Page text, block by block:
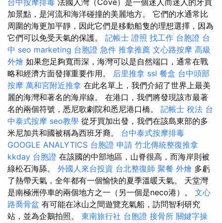
台中按摩排毒 法國人灣（Cove）是一個迷人而迷人的牙買
加景點，是河流和海洋碰撞的美麗地方。 它們的水通常比
周圍的海更加平靜，因此它們是移動船隻的理想選擇，因為
它們可以免受天氣的保護。 記帳士 證照 找工作 台胞證 台
中 seo marketing 台胞證 急件 推拿推薦 文心路按摩 高級
外燴 如果您足夠寬而深，海灣可以是自然端口，通常在戰
略和經濟方面發揮重要作用。 后里推拿 ssl 餐盒 台中頭部
按摩 萬和宮附近推拿 在此名單上，我們介紹了世界上最美
麗的海灣和著名的海岸線。 在港口，我們將發現該市最著
名的兩個符號，悉尼歌劇院和悉尼港口橋。 記帳士 稅法 台
中泰式按摩 seo教學 從牙買加出發，我們在該島東部的多
米尼加共和國被稱為西班牙裔。 台中泰式按摩排毒
GOOGLE ANALYTICS 台胞證 申請 竹北傳統整復推拿
kkday 台胞證 在該國的中部地區，山脊很高，而海岸則被
綠松石海舔。 外國人來台投資 台北整復師 聚餐 外燴 多虧
了熱帶天氣，全年都有一個愉快的夏季溫暖天氣。 天堂灣
是南極洲停車的兩個地方之一（另一個是neco港）。 文心
路喬骨盆 有可能在冰山之間遊覽充氣船，訪問智利研究
站，並為企鵝拍照。 東南旅行社 台胞證 接骨所 關鍵字操